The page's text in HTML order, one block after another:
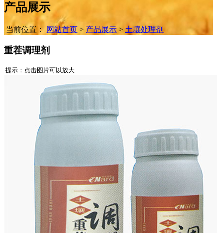
产品展示
当前位置： 网站首页 > 产品展示 > 土壤处理剂
重茬调理剂
提示：点击图片可以放大